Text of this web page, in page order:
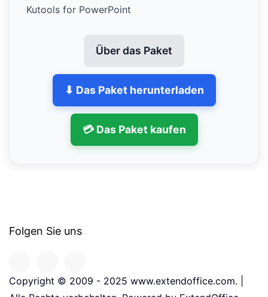
Kutools for PowerPoint
Über das Paket
⬇ Das Paket herunterladen
💳 Das Paket kaufen
Folgen Sie uns
Copyright © 2009 - 2025 www.extendoffice.com. |